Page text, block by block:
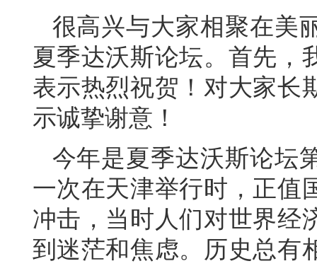
很高兴与大家相聚在美
夏季达沃斯论坛。首先，
表示热烈祝贺！对大家长
示诚挚谢意！
今年是夏季达沃斯论坛
一次在天津举行时，正值
冲击，当时人们对世界经
到迷茫和焦虑。历史总有